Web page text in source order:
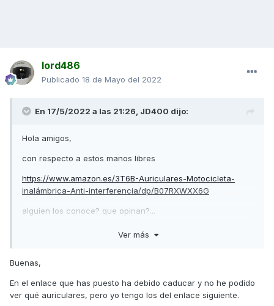
lord486
Publicado 18 de Mayo del 2022
En 17/5/2022 a las 21:26, JD400 dijo:
Hola amigos,
con respecto a estos manos libres
https://www.amazon.es/3T6B-Auriculares-Motocicleta-
inalámbrica-Anti-interferencia/dp/B07RXWXX6G
alguien los conoce? que opinan?...
las instrucciones del GPS y sin necesidad de
se escuche bien a nuestra amiga del Tomtom pero barato,
Gracias por los comentarios.
Ver más
Buenas,
En el enlace que has puesto ha debido caducar y no he podido
ver qué auriculares, pero yo tengo los del enlace siguiente.